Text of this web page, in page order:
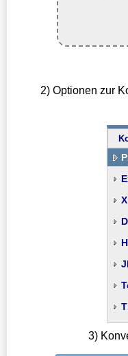
2) Optionen zur
3)